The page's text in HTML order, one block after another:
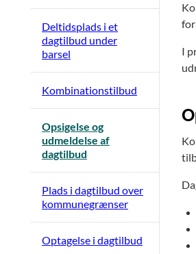
Deltidsplads i et
dagtilbud under
barsel
Kombinationstilbud
Opsigelse og
udmeldelse af
dagtilbud
Plads i dagtilbud over
kommunegrænser
Optagelse i dagtilbud
I